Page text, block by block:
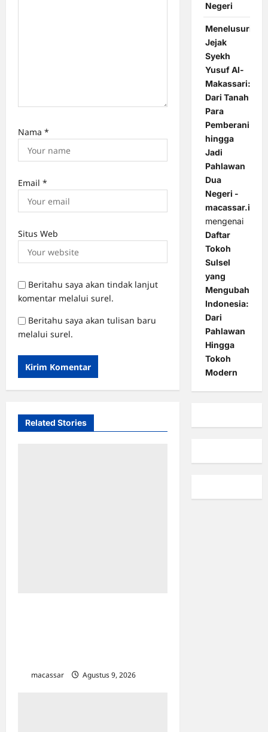
Nama *
Email *
Situs Web
Beritahu saya akan tindak lanjut
komentar melalui surel.
Beritahu saya akan tulisan baru
melalui surel.
Related Stories
macassar Agustus 9, 2026
Negeri
Menelusuri
Jejak
Syekh
Yusuf Al-
Makassari:
Dari Tanah
Para
Pemberani
hingga
Jadi
Pahlawan
Dua
Negeri -
macassar.id
mengenai
Daftar
Tokoh
Sulsel
yang
Mengubah
Indonesia:
Dari
Pahlawan
Hingga
Tokoh
Modern